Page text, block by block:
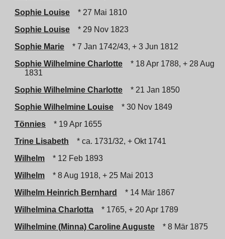
Sophie Louise
* 27 Mai 1810
Sophie Louise
* 29 Nov 1823
Sophie Marie
* 7 Jan 1742/43, + 3 Jun 1812
Sophie Wilhelmine Charlotte
* 18 Apr 1788, + 28 Aug
1831
Sophie Wilhelmine Charlotte
* 21 Jan 1850
Sophie Wilhelmine Louise
* 30 Nov 1849
Tönnies
* 19 Apr 1655
Trine Lisabeth
* ca. 1731/32, + Okt 1741
Wilhelm
* 12 Feb 1893
Wilhelm
* 8 Aug 1918, + 25 Mai 2013
Wilhelm Heinrich Bernhard
* 14 Mär 1867
Wilhelmina Charlotta
* 1765, + 20 Apr 1789
Wilhelmine (Minna) Caroline Auguste
* 8 Mär 1875